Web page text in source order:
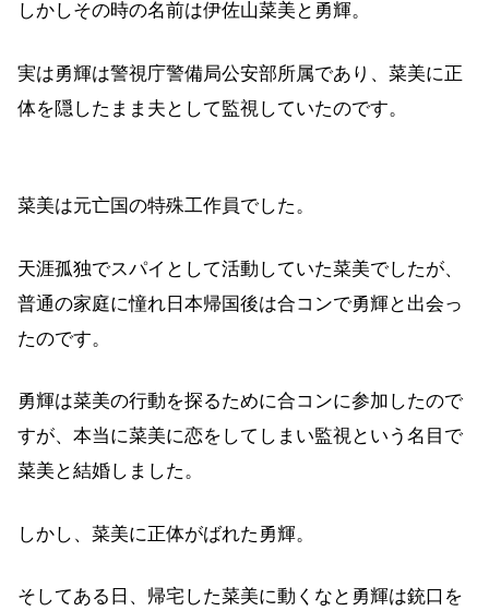
しかしその時の名前は伊佐山菜美と勇輝。
実は勇輝は警視庁警備局公安部所属であり、菜美に正
体を隠したまま夫として監視していたのです。
菜美は元亡国の特殊工作員でした。
天涯孤独でスパイとして活動していた菜美でしたが、
普通の家庭に憧れ日本帰国後は合コンで勇輝と出会っ
たのです。
勇輝は菜美の行動を探るために合コンに参加したので
すが、本当に菜美に恋をしてしまい監視という名目で
菜美と結婚しました。
しかし、菜美に正体がばれた勇輝。
そしてある日、帰宅した菜美に動くなと勇輝は銃口を